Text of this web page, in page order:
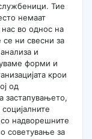
Тие
немаат
нас во однос на
ни свесни за
и
форми и
крои
од
застапувањето,
надворешните
советување за